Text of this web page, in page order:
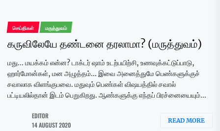
செய்திகள் மருத்துவம்
கருவிலேயே தண்டனை தரலாமா? (மருத்துவம்)
மது... மயக்கம் என்ன? டாக்டர் ஷாம் உடற்பயிற்சி, உணவுக்கட்டுப்பாடு,
ஹார்மோன்கள், மன அழுத்தம்... இவை அனைத்துமே பெண்களுக்குச்
சவாலாக விளங்குபவை. மதுவும் பெண்கள் விஷயத்தில் சவால்
பட்டியலில்தான் இடம் பெறுகிறது. ஆண்களுக்கு எந்தப் பிரச்னையையும்...
EDITOR
14 AUGUST 2020
READ MORE